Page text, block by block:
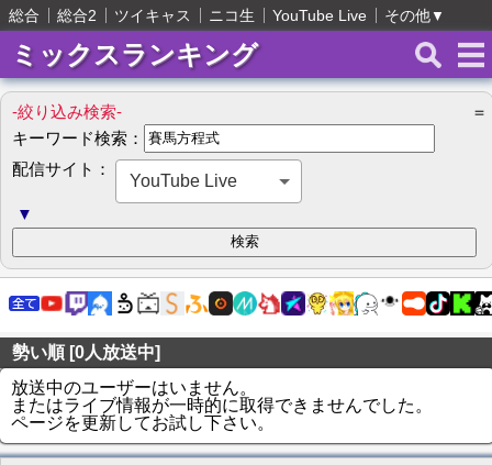
総合 総合2 ツイキャス ニコ生 YouTube Live その他▼
ミックスランキング
-絞り込み検索-
＝
キーワード検索：
配信サイト：
YouTube Live
▼
勢い順 [0人放送中]
放送中のユーザーはいません。
またはライブ情報が一時的に取得できませんでした。
ページを更新してお試し下さい。